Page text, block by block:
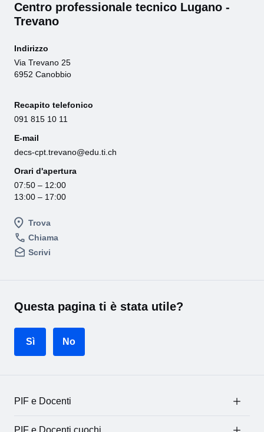
Centro professionale tecnico Lugano -
Trevano
Trova
Chiama
Scrivi
Indirizzo
Via Trevano 25
6952 Canobbio
Recapito telefonico
091 815 10 11
E-mail
decs-cpt.trevano@edu.ti.ch
Orari d'apertura
07:50 – 12:00
13:00 – 17:00
Questa pagina ti è stata utile?
Sì No
PIF e Docenti
PIF e Docenti cuochi